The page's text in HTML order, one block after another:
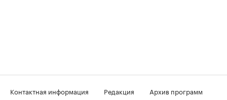
Контактная информация Редакция
Архив программ